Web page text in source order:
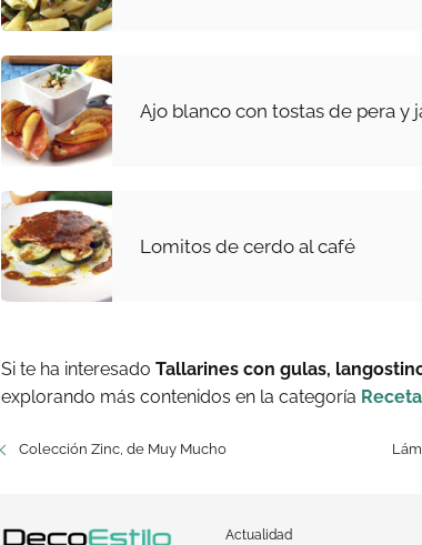
Ajo blanco con tostas de pera y
Lomitos de cerdo al café
Si te ha interesado Tallarines con gulas,
explorando más contenidos en la categoría
Colección Zinc, de Muy Mucho
Actualidad